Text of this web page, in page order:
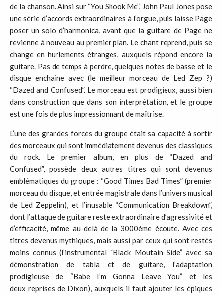
de la chanson. Ainsi sur “You Shook Me”, John Paul Jones pose
une série d’accords extraordinaires à l’orgue, puis laisse Page
poser un solo d’harmonica, avant que la guitare de Page ne
revienne à nouveau au premier plan. Le chant reprend, puis se
change en hurlements étranges, auxquels répond encore la
guitare. Pas de temps à perdre, quelques notes de basse et le
disque enchaîne avec (le meilleur morceau de Led Zep ?)
“Dazed and Confused”. Le morceau est prodigieux, aussi bien
dans construction que dans son interprétation, et le groupe
est une fois de plus impressionnant de maîtrise.
L’une des grandes forces du groupe était sa capacité à sortir
des morceaux qui sont immédiatement devenus des classiques
du rock. Le premier album, en plus de “Dazed and
Confused”, possède deux autres titres qui sont devenus
emblématiques du groupe : “Good Times Bad Times” (premier
morceau du disque, et entrée magistrale dans l’univers musical
de Led Zeppelin), et l’inusable “Communication Breakdown”,
dont l’attaque de guitare reste extraordinaire d’agressivité et
d’efficacité, même au-delà de la 3000ème écoute. Avec ces
titres devenus mythiques, mais aussi par ceux qui sont restés
moins connus (l’instrumental “Black Moutain Side” avec sa
démonstration de tabla et de guitare, l’adaptation
prodigieuse de “Babe I’m Gonna Leave You” et les
deux reprises de Dixon), auxquels il faut ajouter les épiques